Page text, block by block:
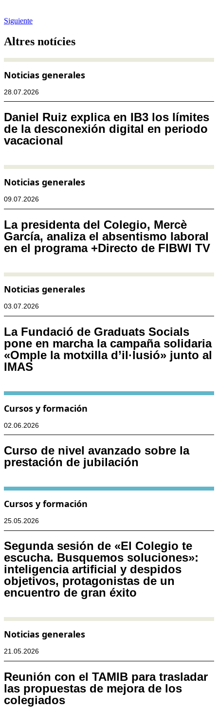
Siguiente
Altres notícies
Noticias generales
28.07.2026
Daniel Ruiz explica en IB3 los límites
de la desconexión digital en periodo
vacacional
Noticias generales
09.07.2026
La presidenta del Colegio, Mercè
García, analiza el absentismo laboral
en el programa +Directo de FIBWI TV
Noticias generales
03.07.2026
La Fundació de Graduats Socials
pone en marcha la campaña solidaria
«Omple la motxilla d’il·lusió» junto al
IMAS
Cursos y formación
02.06.2026
Curso de nivel avanzado sobre la
prestación de jubilación
Cursos y formación
25.05.2026
Segunda sesión de «El Colegio te
escucha. Busquemos soluciones»:
inteligencia artificial y despidos
objetivos, protagonistas de un
encuentro de gran éxito
Noticias generales
21.05.2026
Reunión con el TAMIB para trasladar
las propuestas de mejora de los
colegiados